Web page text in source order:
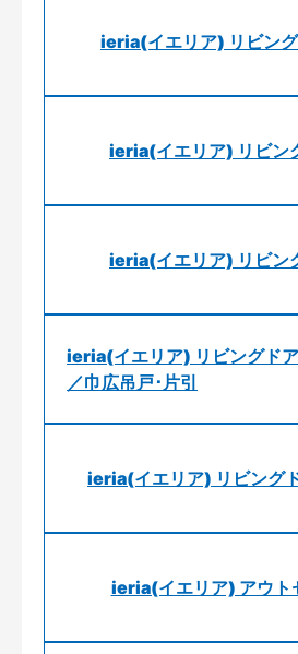
ieria(イエリア) リビン
ieria(イエリア) リビン
ieria(イエリア) リビン
ieria(イエリア) リビングド
／巾広吊戸･片引
ieria(イエリア) リビング
ieria(イエリア) アウト